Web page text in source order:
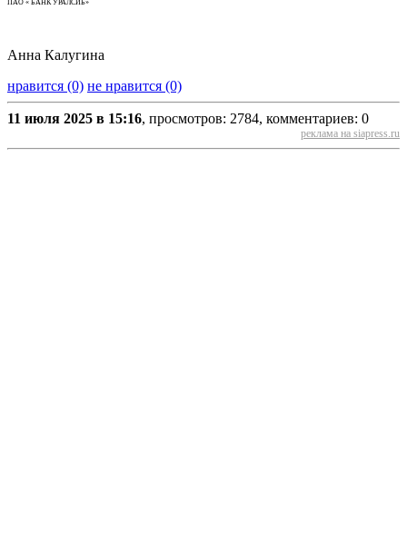
ПАО « БАНК УРАЛСИБ»
Анна Калугина
нравится (0) не нравится (0)
11 июля 2025 в 15:16, просмотров: 2784, комментариев: 0
реклама на siapress.ru